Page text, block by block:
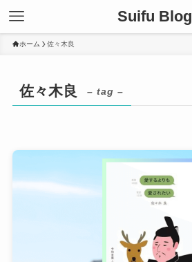
Suifu Blog
ホーム 佐々木良
佐々木良 – tag –